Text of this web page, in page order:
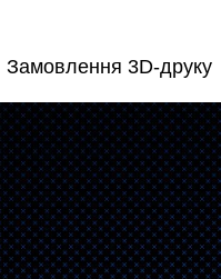
Замовлення 3D-друку